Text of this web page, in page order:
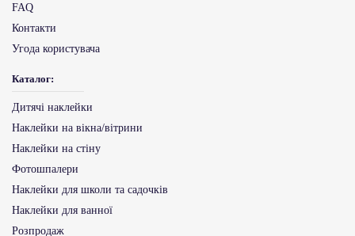
FAQ
Контакти
Угода користувача
Каталог:
Дитячі наклейки
Наклейки на вікна/вітрини
Наклейки на стіну
Фотошпалери
Наклейки для школи та садочків
Наклейки для ванної
Розпродаж